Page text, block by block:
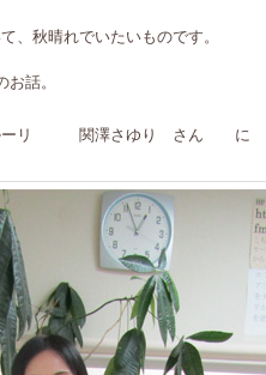
、秋晴れでいたいものです。
話。
リ 関澤さゆり さん に お